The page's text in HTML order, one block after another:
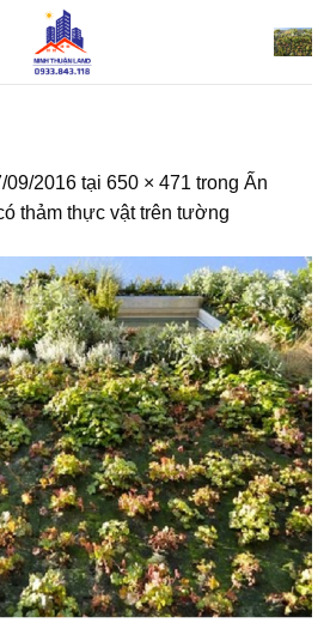
09/2016 tại 650 × 471 trong Ấn
thảm thực vật trên tường